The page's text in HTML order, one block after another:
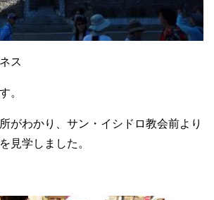
ス
。
がわかり、サン・イシドロ教会前より
見学しました。